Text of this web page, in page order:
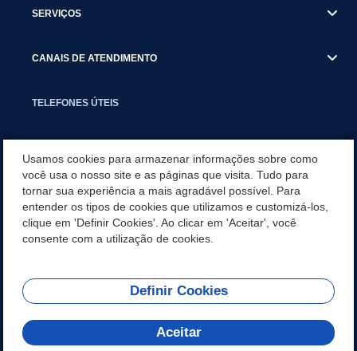
SERVIÇOS
CANAIS DE ATENDIMENTO
TELEFONES ÚTEIS
NOTÍCIAS
APLICATIVO
REDES SOCIAIS
Usamos cookies para armazenar informações sobre como
você usa o nosso site e as páginas que visita. Tudo para
tornar sua experiência a mais agradável possível. Para
entender os tipos de cookies que utilizamos e customizá-los,
clique em 'Definir Cookies'. Ao clicar em 'Aceitar', você
consente com a utilização de cookies.
Definir Cookies
Aceitar